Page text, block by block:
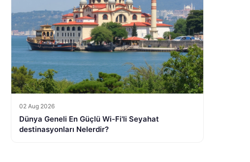
02 Aug 2026
Dünya Geneli En Güçlü Wi-Fi'li Seyahat
destinasyonları Nelerdir?